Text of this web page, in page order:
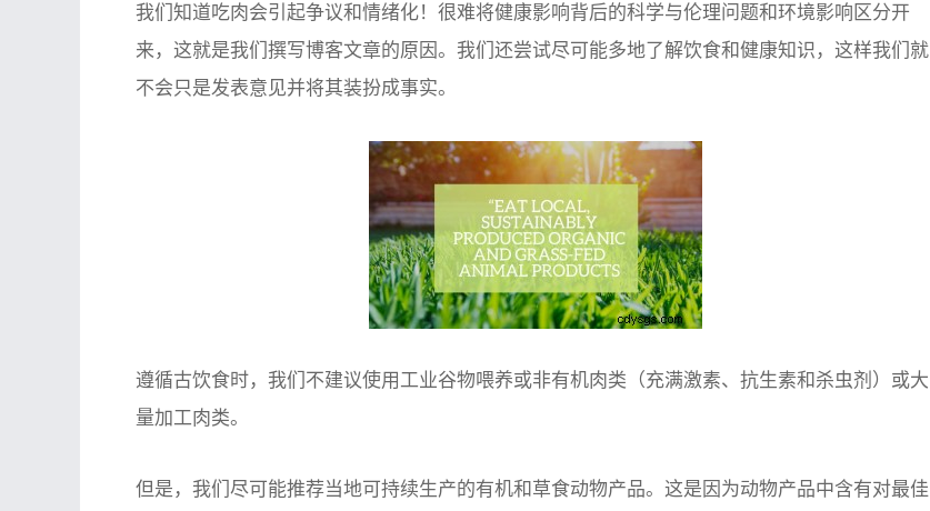
我们知道吃肉会引起争议和情绪化！很难将健康影响背后的科学与伦理问题和环境影响区分开
来，这就是我们撰写博客文章的原因。我们还尝试尽可能多地了解饮食和健康知识，这样我们就
不会只是发表意见并将其装扮成事实。
遵循古饮食时，我们不建议使用工业谷物喂养或非有机肉类（充满激素、抗生素和杀虫剂）或大
量加工肉类。
但是，我们尽可能推荐当地可持续生产的有机和草食动物产品。这是因为动物产品中含有对最佳